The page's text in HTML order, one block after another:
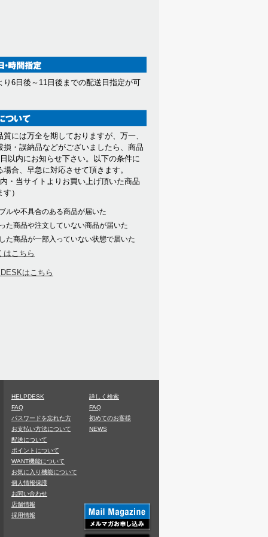
り6日後～11日後までの配送日指定が可
質には万全を期しておりますが、万一、
損・誤納品などがございましたら、商品
以内にお知らせ下さい。以下の条件に
場合、早急に対応させて頂きます。
・当サイトよりお買い上げ頂いた商品
）
ルや不具合のある商品が届いた
た商品や注文していない商品が届いた
た商品が一部入っていない状態で届いた
こちら
はこちら
HELPDESK
FAQ
パスワードを忘れた方
お支払い方法について
配送について
ポイントについて
WANT機能について
お気に入り機能について
個人情報保護
お問い合わせ
店舗情報
採用情報
詳しく検索
FAQ
初めてのお客様
NEWS